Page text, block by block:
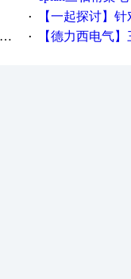
· 【一起探讨】针对机床业的
· 【德力西电气】三